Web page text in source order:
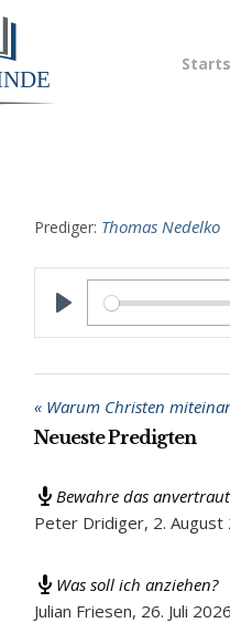
Prediger: Thomas Nedelko
PLAY
« Warum Christen
Neueste Predigten
Bewahre das
Peter Dridiger, 2. August
Was soll ich anziehen?
Julian Friesen, 26. Juli 2026